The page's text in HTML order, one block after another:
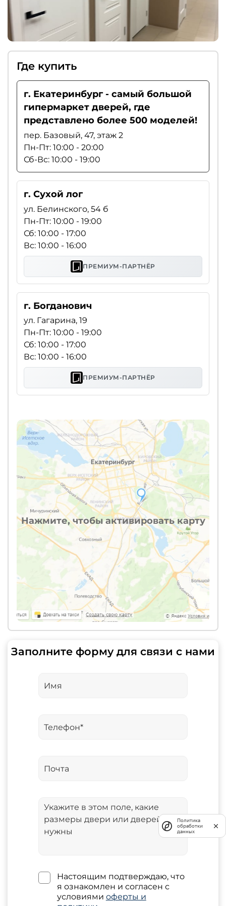
Нажмите, чтобы активировать карту
Где купить
г. Екатеринбург - самый большой
гипермаркет дверей, где
представлено более 500 моделей!
пер. Базовый, 47, этаж 2
Пн-Пт: 10:00 - 20:00
Сб-Вс: 10:00 - 19:00
г. Сухой лог
ул. Белинского, 54 б
Пн-Пт: 10:00 - 19:00
Сб: 10:00 - 17:00
Вс: 10:00 - 16:00
ПРЕМИУМ-ПАРТНЁР
г. Богданович
ул. Гагарина, 19
Пн-Пт: 10:00 - 19:00
Сб: 10:00 - 17:00
Вс: 10:00 - 16:00
ПРЕМИУМ-ПАРТНЁР
Заполните форму для связи с нами
Настоящим подтверждаю, что
я ознакомлен и согласен с
условиями оферты и
Политика
обработки
данных